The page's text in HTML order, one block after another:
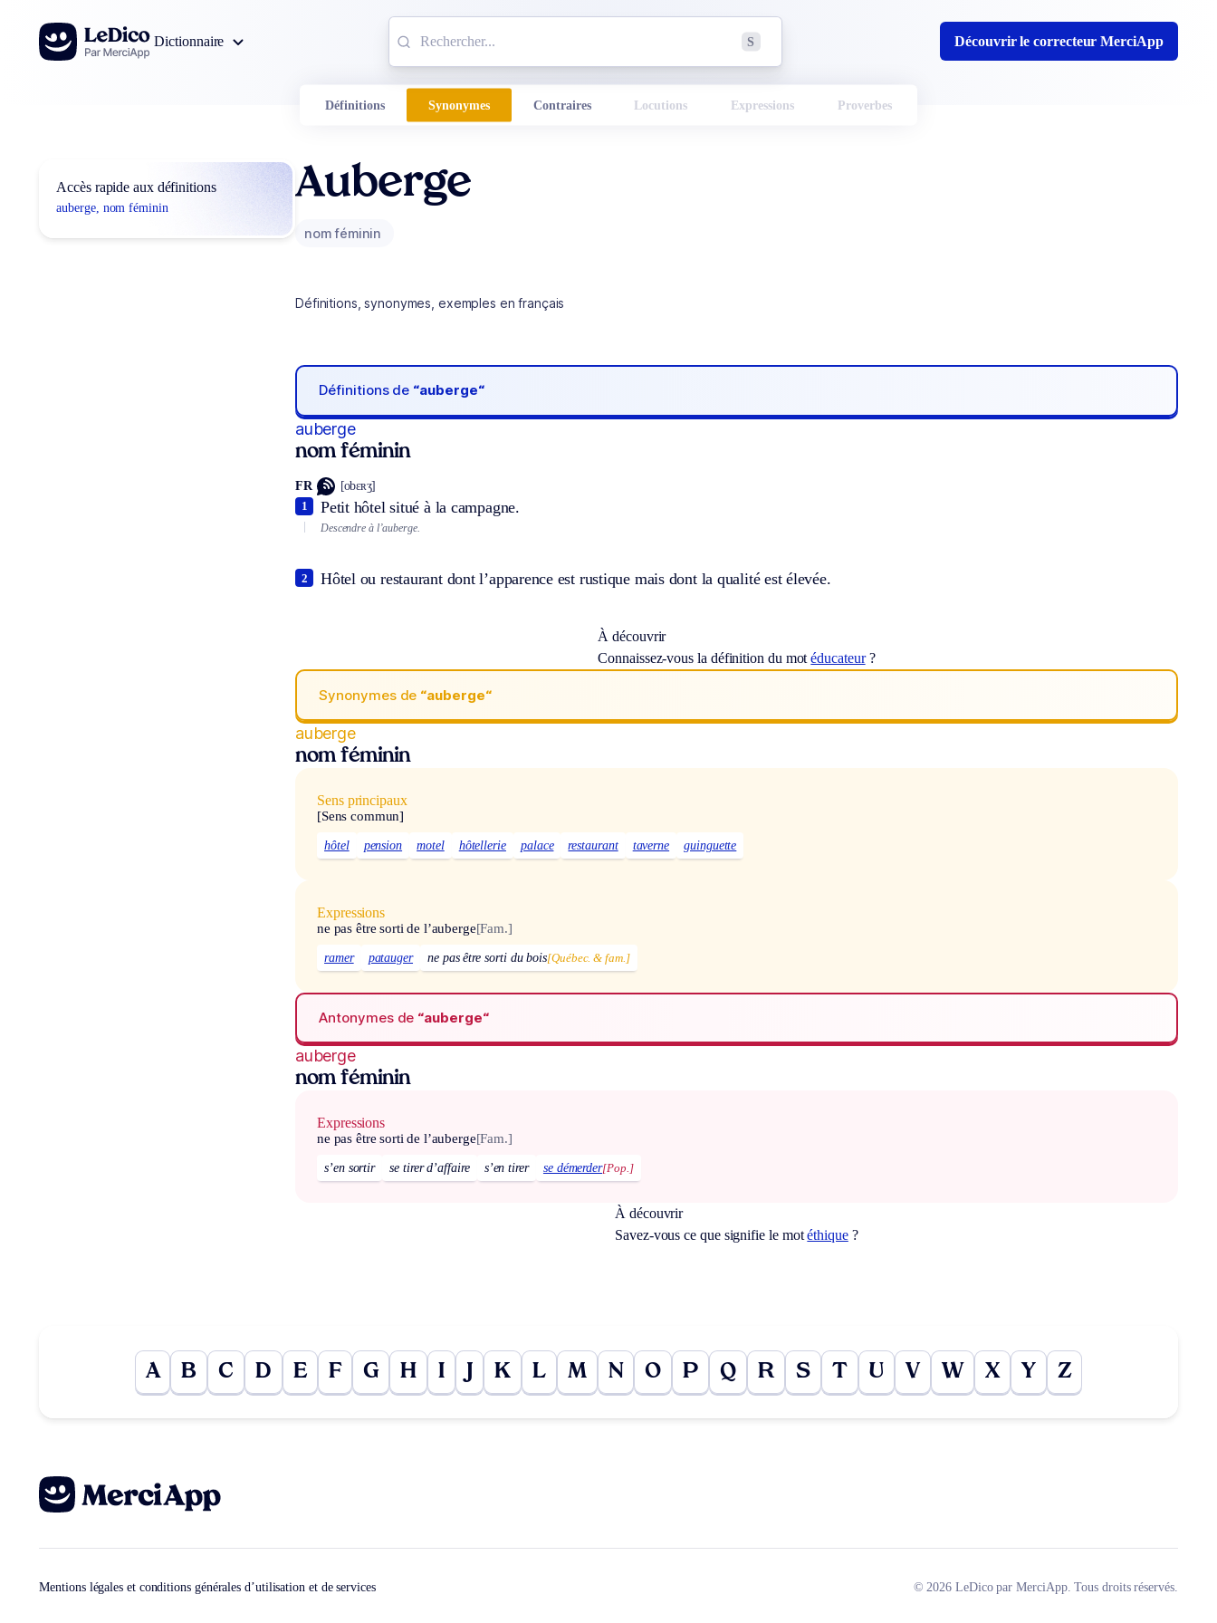
Aller au contenu
Dictionnaire
S Découvrir le correcteur MerciApp
Définitions Synonymes Contraires Locutions Expressions Proverbes
Accès rapide aux définitions
auberge, nom féminin
Auberge
nom féminin
Définitions, synonymes, exemples en français
Définitions de “auberge“
auberge
nom féminin
FR [obɛʀʒ]
Petit hôtel situé à la campagne.
1
Descendre à l’auberge.
Hôtel ou restaurant dont l’apparence est rustique mais dont la qualité est élevée.
2
À découvrir
Connaissez-vous la définition du motéducateur?
Synonymes de “auberge“
auberge
nom féminin
Sens principaux
[Sens commun]
hôtel pension motel hôtellerie palace restaurant taverne guinguette
Expressions
ne pas être sorti de l’auberge[Fam.]
ramer patauger ne pas être sorti du bois[Québec. & fam.]
Antonymes de “auberge“
auberge
nom féminin
Expressions
ne pas être sorti de l’auberge[Fam.]
s’en sortir se tirer d’affaire s’en tirer se démerder[Pop.]
À découvrir
Savez-vous ce que signifie le motéthique?
A B C D E F G H I J K L M N O P Q R S T U V W X Y Z
Mentions légales et conditions générales d’utilisation et de services © 2026 LeDico par MerciApp. Tous droits réservés.